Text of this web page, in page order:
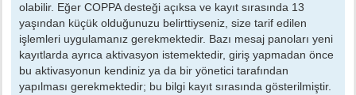
olabilir. Eğer COPPA desteği açıksa ve kayıt sırasında 13
yaşından küçük olduğunuzu belirttiyseniz, size tarif edilen
işlemleri uygulamanız gerekmektedir. Bazı mesaj panoları yeni
kayıtlarda ayrıca aktivasyon istemektedir, giriş yapmadan önce
bu aktivasyonun kendiniz ya da bir yönetici tarafından
yapılması gerekmektedir; bu bilgi kayıt sırasında gösterilmiştir.